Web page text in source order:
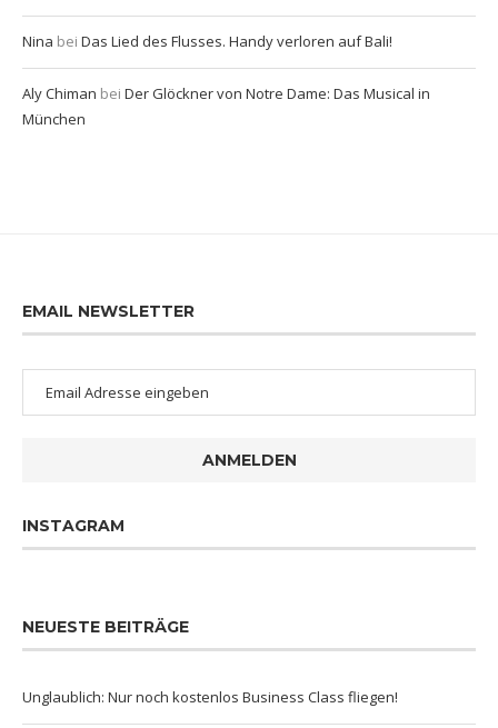
Nina bei Das Lied des Flusses. Handy verloren auf Bali!
Aly Chiman bei Der Glöckner von Notre Dame: Das Musical in
München
EMAIL NEWSLETTER
ANMELDEN
INSTAGRAM
NEUESTE BEITRÄGE
Unglaublich: Nur noch kostenlos Business Class fliegen!